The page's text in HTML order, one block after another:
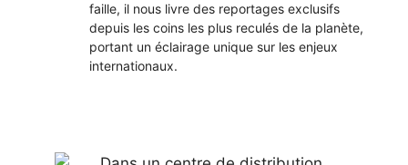
faille, il nous livre des reportages exclusifs
depuis les coins les plus reculés de la planète,
portant un éclairage unique sur les enjeux
internationaux.